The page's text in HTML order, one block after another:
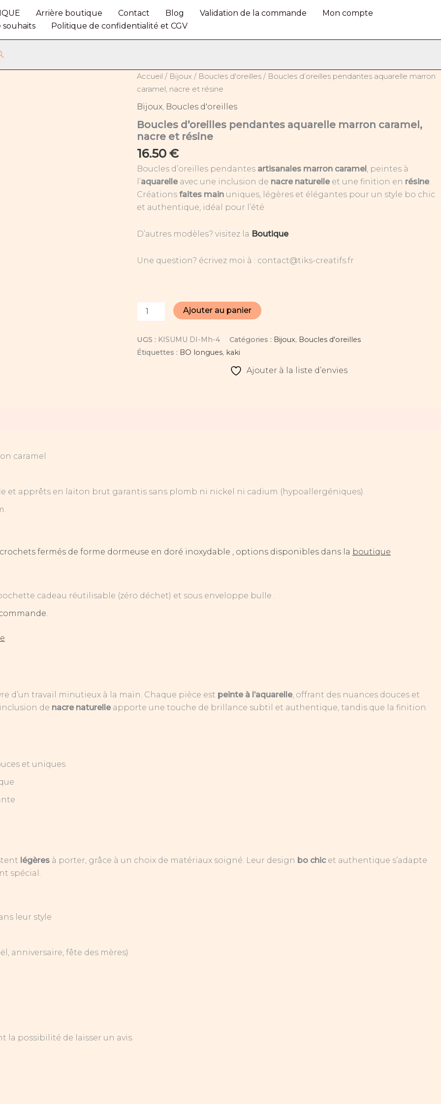
Arrière boutique Contact Blog Validation de la commande
Mon compte
souhaits Politique de confidentialité et CGV
Accueil / Bijoux / Boucles d'oreilles/ Boucles d’oreilles pendantes aquarelle marron
caramel, nacre et résine
Bijoux, Boucles d'oreilles
Boucles d’oreilles pendantes aquarelle marron caramel,
nacre et résine
16.50 €
Boucles d’oreilles pendantes artisanales marron caramel , peintes à
l’aquarelleavec une inclusion de nacre naturelleet une finition en résine.
Créations faites mainuniques, légères et élégantes pour un style bo chic
et authentique, idéal pour l’été
D’autres modèles? visitez la Boutique
Une question? écrivez moi à : contact@tiks-creatifs.fr
quantité
Boucles
d’oreilles
pendantes
aquarelle
marron
nacre
résine
Ajouter au panier
UGS : KISUMU DI-Mh-4 Catégories : Bijoux, Boucles d'oreilles
Étiquettes : BO longues, kaki
Ajouter à la liste d’envies
caramel
et apprêts en laiton brut garantis sans plomb ni nickel ni cadium (hypoallergéniques).
fermés de forme dormeuse en doré inoxydable , options disponibles dans la boutique
cadeau réutilisable (zéro déchet) et sous enveloppe bulle .
d’un travail minutieux à la main. Chaque pièce est peinte à l’aquarelle, offrant des nuances douces et
de nacre naturelle apporte une touche de brillance subtil et authentique, tandis que la finition
et uniques
légères à porter, grâce à un choix de matériaux soigné. Leur design bo chicet authentique s’adapte
spécial.
leur style
anniversaire, fête des mères)
la possibilité de laisser un avis.
aquarelle
nacre